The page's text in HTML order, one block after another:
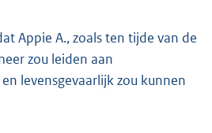
Appie A., zoals ten tijde van de
zou leiden aan
levensgevaarlijk zou kunnen